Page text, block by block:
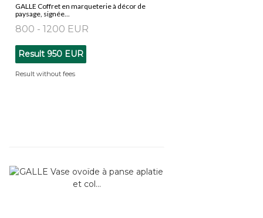
GALLE Coffret en marqueterie à décor de
paysage, signée...
800 - 1200 EUR
Result 950 EUR
Result without fees